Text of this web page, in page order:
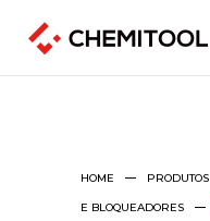
HOME PRODUTOS
E BLOQUEADORES